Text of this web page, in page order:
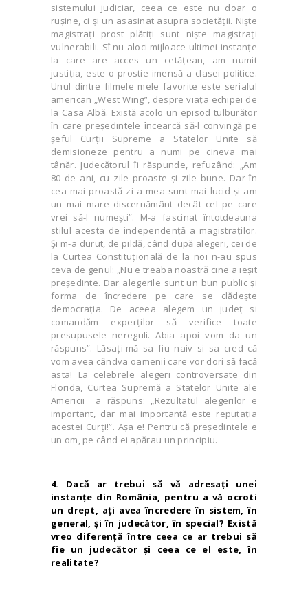
sistemului judiciar, ceea ce este nu doar o
ruşine, ci și un asasinat asupra societății. Nişte
magistraţi prost plătiţi sunt nişte magistraţi
vulnerabili. Sî nu aloci mijloace ultimei instanţe
la care are acces un cetățean, am numit
justiţia, este o prostie imensă a clasei politice.
Unul dintre filmele mele favorite este serialul
american „West Wing”, despre viața echipei de
la Casa Albă. Există acolo un episod tulburător
în care preşedintele încearcă să-l convingă pe
șeful Curţii Supreme a Statelor Unite să
demisioneze pentru a numi pe cineva mai
tânăr. Judecătorul îi răspunde, refuzând: „Am
80 de ani, cu zile proaste și zile bune. Dar în
cea mai proastă zi a mea sunt mai lucid și am
un mai mare discernământ decât cel pe care
vrei să-l numeşti”. M-a fascinat întotdeauna
stilul acesta de independență a magistraţilor.
Și m-a durut, de pildă, când după alegeri, cei de
la Curtea Constituţională de la noi n-au spus
ceva de genul: „Nu e treaba noastră cine a ieşit
preşedinte. Dar alegerile sunt un bun public și
forma de încredere pe care se clădeşte
democraţia. De aceea alegem un judeţ si
comandăm experţilor să verifice toate
presupusele nereguli. Abia apoi vom da un
răspuns”. Lăsați-mă sa fiu naiv si sa cred că
vom avea cândva oamenii care vor dori să facă
asta! La celebrele alegeri controversate din
Florida, Curtea Supremă a Statelor Unite ale
Americii a răspuns: „Rezultatul alegerilor e
important, dar mai importantă este reputaţia
acestei Curţi!”. Aşa e! Pentru că preşedintele e
un om, pe când ei apărau un principiu.
4. Dacă ar trebui să vă adresaţi unei
instanţe din România, pentru a vă ocroti
un drept, aţi avea încredere în sistem, în
general, şi în judecător, în special? Există
vreo diferenţă între ceea ce ar trebui să
fie un judecător şi ceea ce el este, în
realitate?